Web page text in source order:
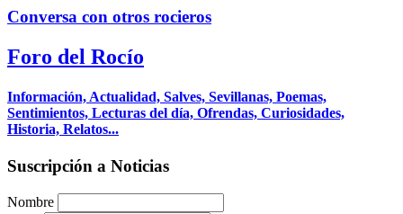
Conversa con otros rocieros
Foro del Rocío
Información, Actualidad, Salves, Sevillanas, Poemas,
Sentimientos, Lecturas del día, Ofrendas, Curiosidades,
Historia, Relatos...
Suscripción a Noticias
Nombre